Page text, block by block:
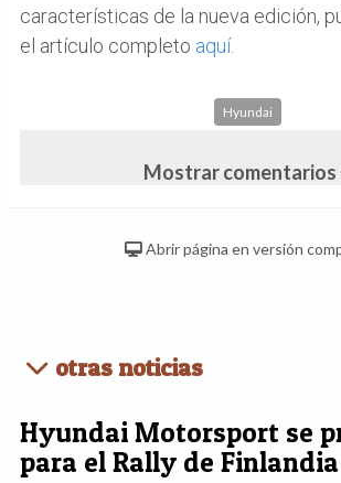
características de la nueva edición,
el artículo completo aquí.
Hyundai
Mostrar comentarios
Abrir página en versión
otras noticias
Hyundai Motorsport se
para el Rally de